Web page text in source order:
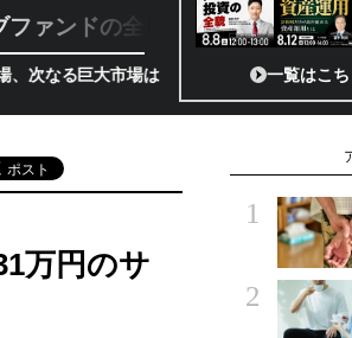
ァンドの全貌
市場は「宇宙!?」 日本の宇宙ベンチャー
一覧はこち
万円のサ